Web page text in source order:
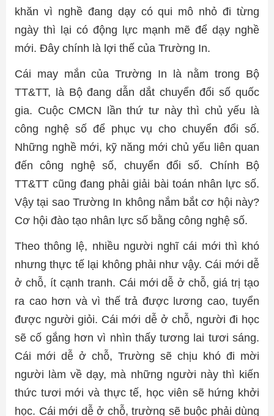
khăn vì nghề đang dạy có qui mô nhỏ đi từng
ngày thì lại có động lực mạnh mẽ để dạy nghề
mới. Đây chính là lợi thế của Trường In.
Cái may mắn của Trường In là nằm trong Bộ
TT&TT, là Bộ đang dẫn dắt chuyển đổi số quốc
gia. Cuộc CMCN lần thứ tư này thì chủ yếu là
công nghệ số để phục vụ cho chuyển đổi số.
Những nghề mới, kỹ năng mới chủ yếu liên quan
đến công nghệ số, chuyển đổi số. Chính Bộ
TT&TT cũng đang phải giải bài toán nhân lực số.
Vậy tại sao Trường In không nắm bắt cơ hội này?
Cơ hội đào tạo nhân lực số bằng công nghệ số.
Theo thông lệ, nhiều người nghĩ cái mới thì khó
nhưng thực tế lại không phải như vậy. Cái mới dễ
ở chỗ, ít cạnh tranh. Cái mới dễ ở chỗ, giá trị tạo
ra cao hơn và vì thế trả được lương cao, tuyển
được người giỏi. Cái mới dễ ở chỗ, người đi học
sẽ cố gắng hơn vì nhìn thấy tương lai tươi sáng.
Cái mới dễ ở chỗ, Trường sẽ chịu khó đi mời
người làm về dạy, mà những người này thì kiến
thức tươi mới và thực tế, học viên sẽ hứng khởi
học. Cái mới dễ ở chỗ, trường sẽ buộc phải dùng